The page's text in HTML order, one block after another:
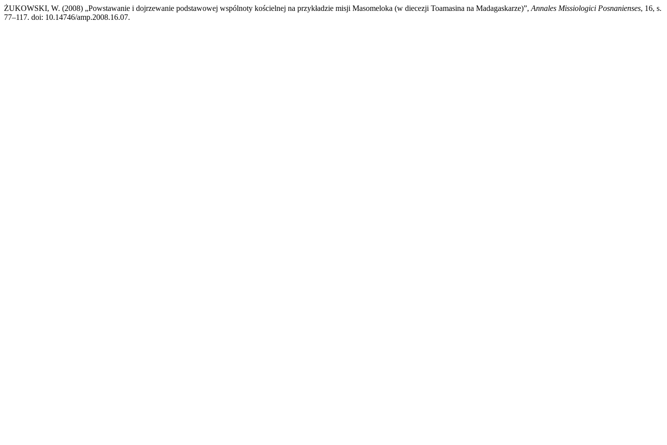
ŻUKOWSKI, W. (2008) „Powstawanie i dojrzewanie podstawowej wspólnoty kościelnej na przykładzie misji Masomeloka (w diecezji Toamasina na Madagaskarze)”, Annales Missiologici Posnanienses, 16, s.
77–117. doi: 10.14746/amp.2008.16.07.